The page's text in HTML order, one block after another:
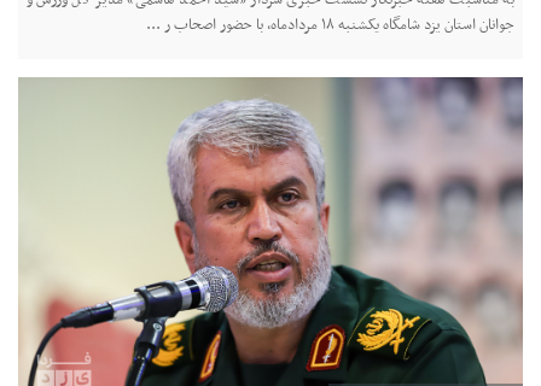
جوانان استان یزد شامگاه یکشنبه ۱۸ مردادماه، با حضور اصحاب ر ...